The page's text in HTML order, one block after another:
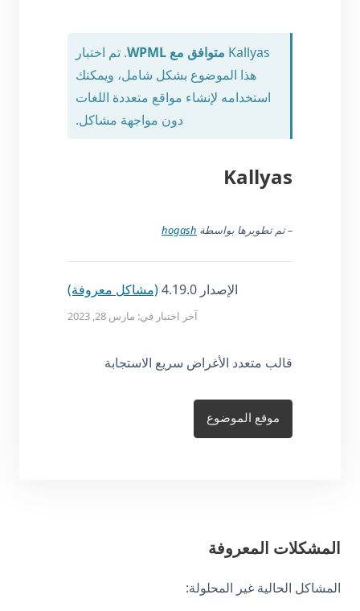
Kallyas متوافق مع WPML
. تم اختبار
هذا الموضوع بشكل شامل، ويمكنك
استخدامه لإنشاء مواقع متعددة اللغات
دون مواجهة مشاكل.
Kallyas
– تم تطويرها بواسطة hogash
الإصدار 4.19.0 (مشاكل معروفة)
آخر اختبار في: مارس 28, 2023
قالب متعدد الأغراض سريع الاستجابة
موقع الموضوع
المشكلات المعروفة
المشاكل الحالية غير المحلولة: